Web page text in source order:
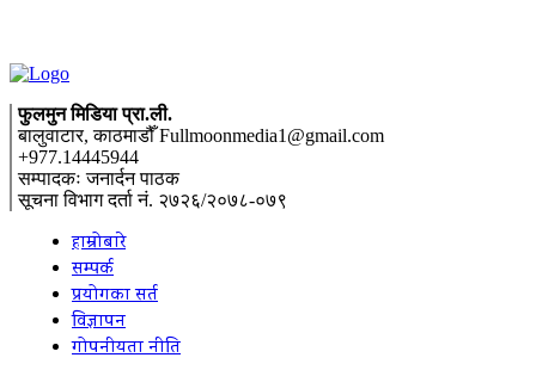
फुलमुन मिडिया प्रा.ली.
बालुवाटार, काठमाडौँ Fullmoonmedia1@gmail.com
+977.14445944
सम्पादकः जनार्दन पाठक
सूचना विभाग दर्ता नं. २७२६/२०७८-०७९
हाम्रोबारे
सम्पर्क
प्रयोगका सर्त
विज्ञापन
गोपनीयता नीति